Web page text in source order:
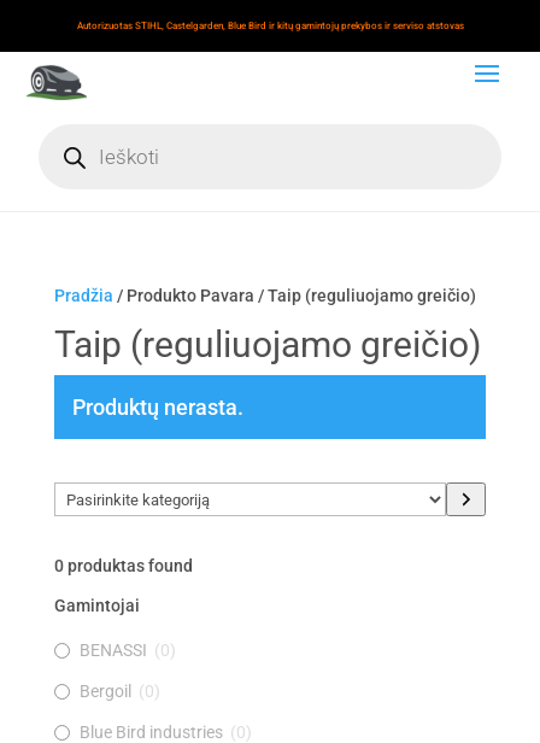
Autorizuotas STIHL, Castelgarden, Blue Bird ir kitų gamintojų prekybos ir serviso atstovas
search
Pradžia / Produkto Pavara / Taip (reguliuojamo greičio)
Taip (reguliuojamo greičio)
Produktų nerasta.
Pasirinkite
kategoriją
0produktas found
Gamintojai
BENASSI (0)
Bergoil (0)
Blue Bird industries (0)